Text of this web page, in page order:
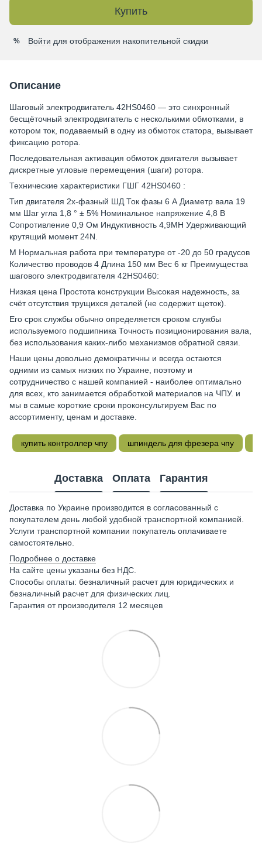
Купить
% Войти для отображения накопительной скидки
Описание
Шаговый электродвигатель 42HS0460 — это синхронный
бесщёточный электродвигатель с несколькими обмотками, в
котором ток, подаваемый в одну из обмоток статора, вызывает
фиксацию ротора.
Последовательная активация обмоток двигателя вызывает
дискретные угловые перемещения (шаги) ротора.
Технические характеристики ГШГ 42HS0460 :
Тип двигателя 2х-фазный ШД Ток фазы 6 А Диаметр вала 19
мм Шаг угла 1,8 ° ± 5% Номинальное напряжение 4,8 В
Сопротивление 0,9 Ом Индуктивность 4,9MH Удерживающий
крутящий момент 24N.
М Нормальная работа при температуре от -20 до 50 градусов
Количество проводов 4 Длина 150 мм Вес 6 кг Преимущества
шагового электродвигателя 42HS0460:
Низкая цена Простота конструкции Высокая надежность, за
счёт отсутствия трущихся деталей (не содержит щеток).
Его срок службы обычно определяется сроком службы
используемого подшипника Точность позиционирования вала,
без использования каких-либо механизмов обратной связи.
Наши цены довольно демократичны и всегда остаются
одними из самых низких по Украине, поэтому и
сотрудничество с нашей компанией - наиболее оптимально
для всех, кто занимается обработкой материалов на ЧПУ. и
мы в самые короткие сроки проконсультируем Вас по
ассортименту, ценам и доставке.
купить контроллер чпу шпиндель для фрезера чпу
Доставка Оплата Гарантия
Доставка по Украине производится в согласованный с
покупателем день любой удобной транспортной компанией.
Услуги транспортной компании покупатель оплачиваете
самостоятельно.
Подробнее о доставке
На сайте цены указаны без НДС.
Способы оплаты: безналичный расчет для юридических и
безналичный расчет для физических лиц.
Гарантия от производителя 12 месяцев